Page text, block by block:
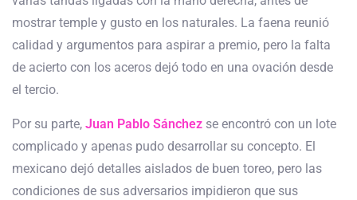
mostrar temple y gusto en los naturales. La faena reunió
calidad y argumentos para aspirar a premio, pero la falta
de acierto con los aceros dejó todo en una ovación desde
el tercio.
Por su parte, Juan Pablo Sánchez se encontró con un lote
complicado y apenas pudo desarrollar su concepto. El
mexicano dejó detalles aislados de buen toreo, pero las
condiciones de sus adversarios impidieron que sus